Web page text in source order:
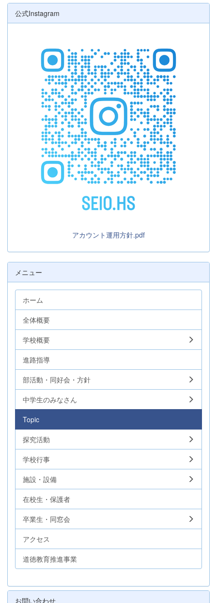
公式Instagram
アカウント運用方針.pdf
メニュー
ホーム
全体概要
学校概要
進路指導
部活動・同好会・方針
中学生のみなさん
Topic
探究活動
学校行事
施設・設備
在校生・保護者
卒業生・同窓会
アクセス
道徳教育推進事業
お問い合わせ